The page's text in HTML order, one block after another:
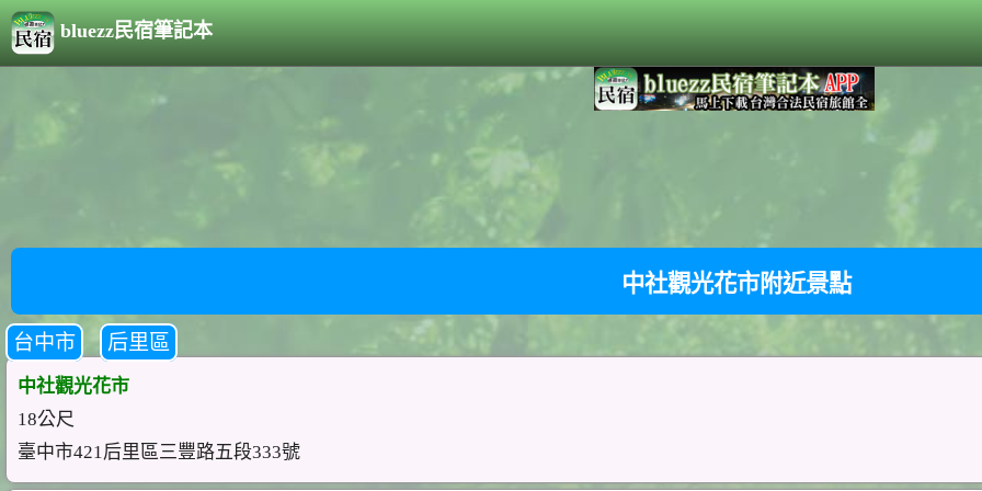
bluezz民宿筆記本
中社觀光花市附近景點
台中市 后里區
中社觀光花市
18公尺
臺中市421后里區三豐路五段333號